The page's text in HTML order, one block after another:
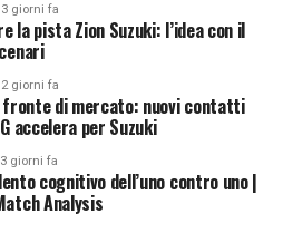
3 giorni fa
la pista Zion Suzuki: l’idea con il
2 giorni fa
fronte di mercato: nuovi contatti
accelera per Suzuki
3 giorni fa
cognitivo dell’uno contro uno |
Analysis